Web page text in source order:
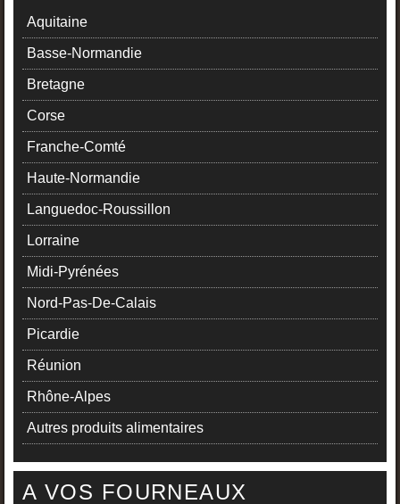
Aquitaine
Basse-Normandie
Bretagne
Corse
Franche-Comté
Haute-Normandie
Languedoc-Roussillon
Lorraine
Midi-Pyrénées
Nord-Pas-De-Calais
Picardie
Réunion
Rhône-Alpes
Autres produits alimentaires
A VOS FOURNEAUX